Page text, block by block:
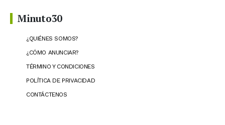
Minuto30
¿QUIÉNES SOMOS?
¿CÓMO ANUNCIAR?
TÉRMINO Y CONDICIONES
POLÍTICA DE PRIVACIDAD
CONTÁCTENOS